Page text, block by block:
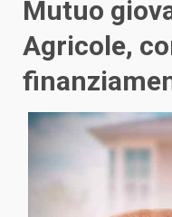
Mutuo
Agricole,